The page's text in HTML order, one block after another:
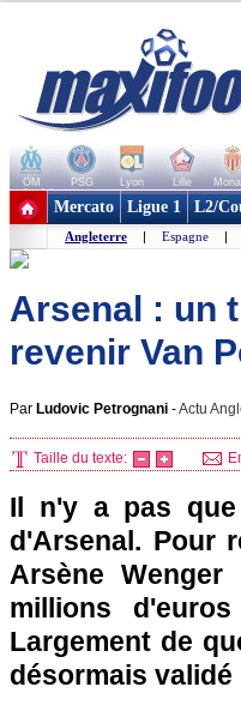
OM PSG Lyon Lille
+ de clubs
Mercato Ligue 1 L2/
Angleterre | Espagne |
Arsenal : un
revenir Van
Par Ludovic Petrognani -Actu
Taille du texte:
Il n'y a pas
d'Arsenal. Pour
Arsène
millions
Largement de
désormais validé